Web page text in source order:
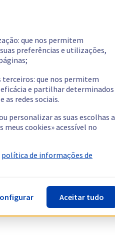
que nos permitem
preferências e utilizações,
terceiros: que nos permitem
e partilhar determinados
as redes sociais.
personalizar as suas escolhas a
cookies» acessível no
política de informações de
Aceitar tudo